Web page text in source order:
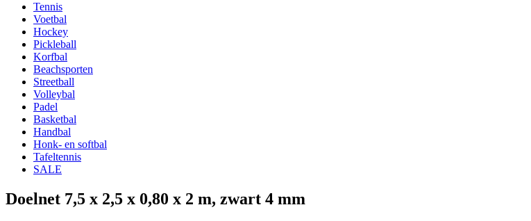
Tennis
Voetbal
Hockey
Pickleball
Korfbal
Beachsporten
Streetball
Volleybal
Padel
Basketbal
Handbal
Honk- en softbal
Tafeltennis
SALE
Doelnet 7,5 x 2,5 x 0,80 x 2 m, zwart 4 mm